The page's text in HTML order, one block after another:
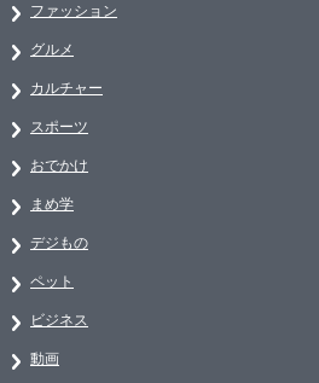
ファッション
グルメ
カルチャー
スポーツ
おでかけ
まめ学
デジもの
ペット
ビジネス
動画